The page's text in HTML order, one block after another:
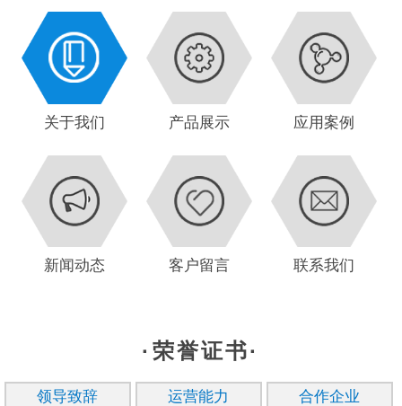
关于我们 产品展示 应用案例
新闻动态 客户留言 联系我们
·荣誉证书·
领导致辞 运营能力 合作企业